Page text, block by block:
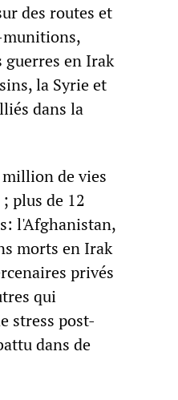
des routes et
munitions,
guerres en Irak
la Syrie et
dans la
de vies
plus de 12
l'Afghanistan,
morts en Irak
privés
qui
stress post-
dans de